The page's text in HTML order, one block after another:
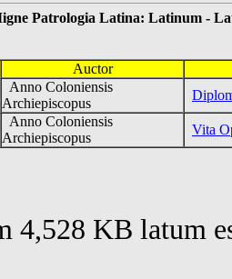
Latina: Latinum -
Auctor
Anno Coloniensis
Archiepiscopus
Anno Coloniensis
Archiepiscopus
Vita
4,528 KB latum